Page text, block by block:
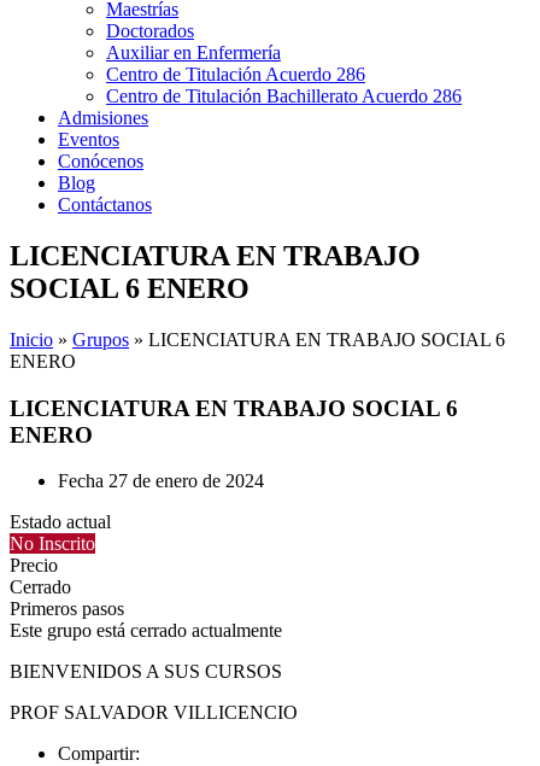
Maestrías
Doctorados
Auxiliar en Enfermería
Centro de Titulación Acuerdo 286
Centro de Titulación Bachillerato Acuerdo 286
Admisiones
Eventos
Conócenos
Blog
Contáctanos
LICENCIATURA EN TRABAJO
SOCIAL 6 ENERO
Inicio » Grupos » LICENCIATURA EN TRABAJO SOCIAL 6
ENERO
LICENCIATURA EN TRABAJO SOCIAL 6
ENERO
Fecha 27 de enero de 2024
Estado actual
No Inscrito
Precio
Cerrado
Primeros pasos
Este grupo está cerrado actualmente
BIENVENIDOS A SUS CURSOS
PROF SALVADOR VILLICENCIO
Compartir: